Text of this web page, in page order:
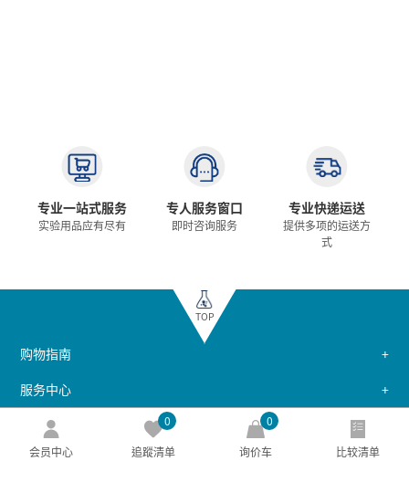
会员中心
0
追蹤清单
0
询价车
比较清单
专业一站式服务
实验用品应有尽有
专人服务窗口
即时咨询服务
专业快递运送
提供多项的运送方
式
TOP
购物指南
服务中心
关于德凡